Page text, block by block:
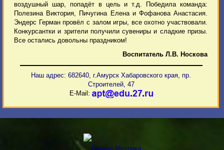
воздушный шар, попадёт в цель и т.д. Победила команда:
Полезина Виктория, Пичугина Елена и Фофанова Анастасия.
Эндерс Герман провёл с залом игры, все охотно участвовали.
Конкурсантки и зрители получили сувениры и сладкие призы.
Все остались довольны праздником!
Воспитатель Л.В. Носкова
Наш адрес: 682640, г.Амурск Хабаровского края, пр.
Строителей, 47
E-Mail: